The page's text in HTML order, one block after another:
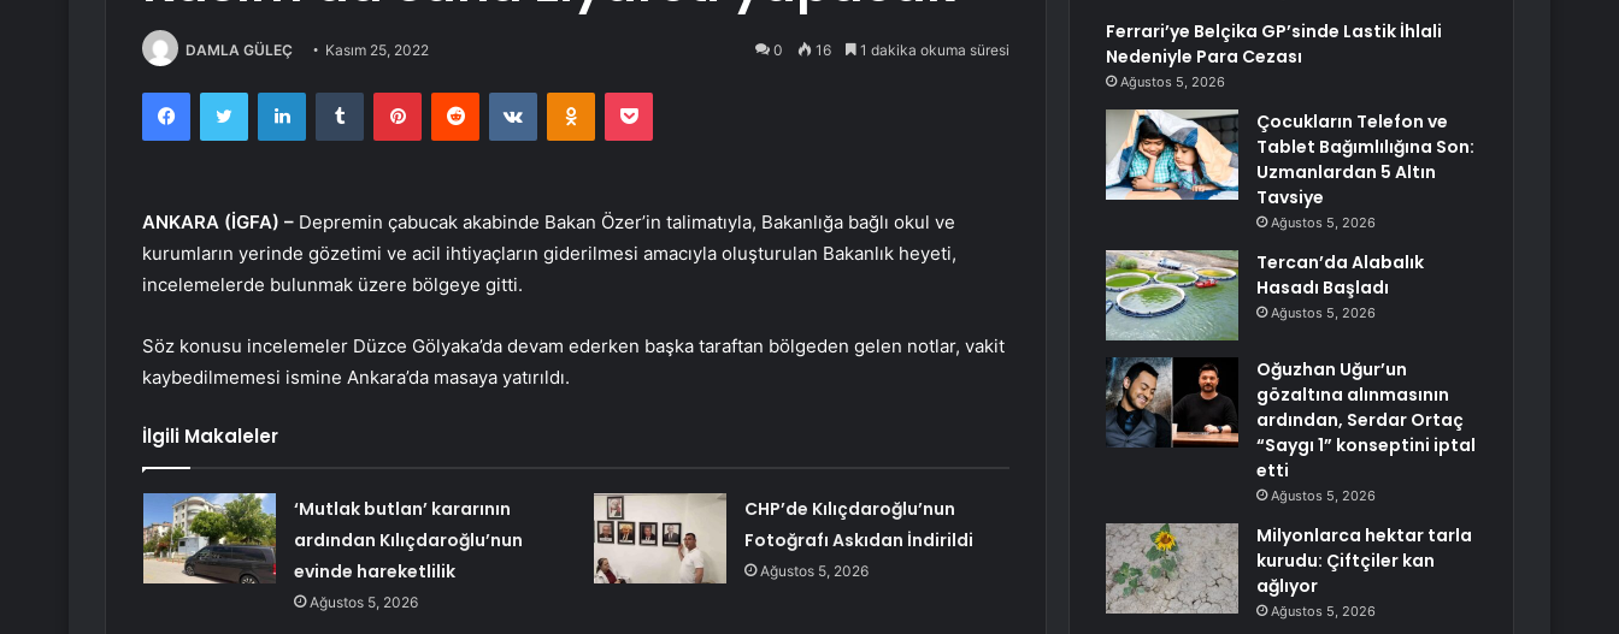
DAMLA GÜLEÇ Kasım 25, 2022 0 16 1 dakika okuma süresi
FacebookTwitter LinkedInTumblr PinterestReddit VKontakteOdnoklassniki
Pocket
ANKARA (İGFA) – Depremin çabucak akabinde Bakan Özer’in talimatıyla, Bakanlığa bağlı okul ve
kurumların yerinde gözetimi ve acil ihtiyaçların giderilmesi amacıyla oluşturulan Bakanlık heyeti,
incelemelerde bulunmak üzere bölgeye gitti.
Söz konusu incelemeler Düzce Gölyaka’da devam ederken başka taraftan bölgeden gelen notlar, vakit
kaybedilmemesi ismine Ankara’da masaya yatırıldı.
İlgili Makaleler
‘Mutlak butlan’ kararının
ardından Kılıçdaroğlu’nun
evinde hareketlilik
Ağustos 5, 2026
CHP’de Kılıçdaroğlu’nun
Fotoğrafı Askıdan İndirildi
Ağustos 5, 2026
Ferrari’ye Belçika GP’sinde Lastik İhlali
Nedeniyle Para Cezası
Ağustos 5, 2026
Çocukların Telefon ve
Tablet Bağımlılığına Son:
Uzmanlardan 5 Altın
Tavsiye
Ağustos 5, 2026
Tercan’da Alabalık
Hasadı Başladı
Ağustos 5, 2026
Oğuzhan Uğur’un
gözaltına alınmasının
ardından, Serdar Ortaç
“Saygı 1” konseptini iptal
etti
Ağustos 5, 2026
Milyonlarca hektar tarla
kurudu: Çiftçiler kan
ağlıyor
Ağustos 5, 2026